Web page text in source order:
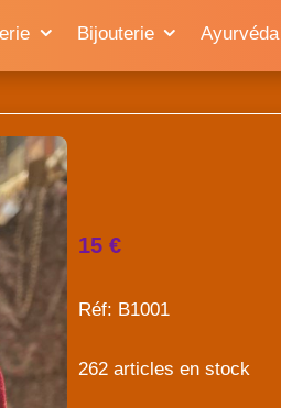
Bijouterie Ayurvéda
15 €
Réf: B1001
262 articles en stock